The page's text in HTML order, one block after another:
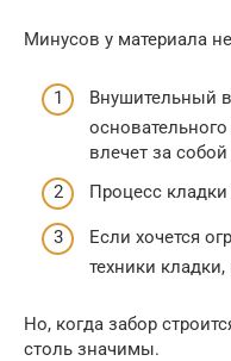
Минусов у материала
Внушительный
влечет за
Процесс
Если хочется
техники
Но, когда забор
столь значимы.